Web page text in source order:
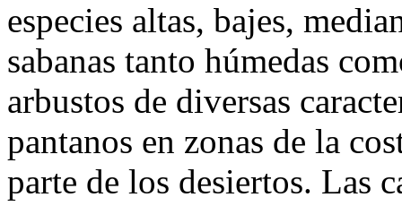
especies altas, bajes,
sabanas tanto húmedas
arbustos de diversas
pantanos en zonas de la
parte de los desiertos. Las